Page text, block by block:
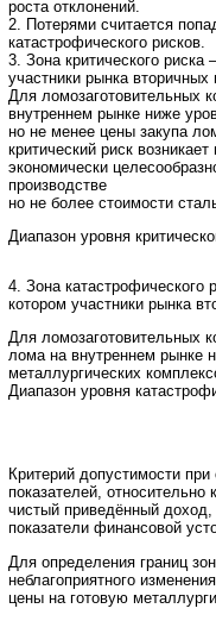
роста отклонений.
2. Потерями считается
катастрофического рисков.
3. Зона критического
участники рынка
Для ломозаготовительных
внутреннем рынке ниже
но не менее цены закупа
критический риск
экономически
производстве
но не более стоимости
Диапазон уровня
4. Зона катастрофического
котором участники рынка
Для ломозаготовительных
лома на внутреннем рынке
металлургических
Диапазон уровня
Критерий допустимости
показателей, относительно
чистый приведённый доход,
показатели финансовой
Для определения границ
неблагоприятного
цены на готовую